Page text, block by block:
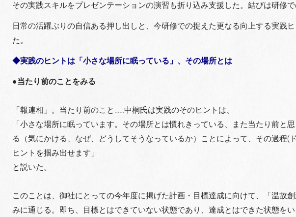
その実践スキルをプレゼンテーションの演習も折り込み支援した。結びは研修
日常の活躍ぶりの自信ある押し出しと、今研修での捉えた更なる向上する実践
た。
◆実践のヒントは「小さな場所に眠っている」、その場所とは
●当たり前のことをみる
「報連相」。当たり前のこと……中桐氏は実践のそのヒントは、
「小さな場所に眠っています。その場所とは慣れきっている、また当たり前と
る（気にかける、なぜ、どうしてそうなっているか）ことによって、その過程
ヒントを掴み出せます」
と説いた。
このことは、御社にとっての今年度に掲げた計画・目標達成に向けて、「温故
みに通じる。即ち、目標とはできていない状態であり、達成とはできた状態を